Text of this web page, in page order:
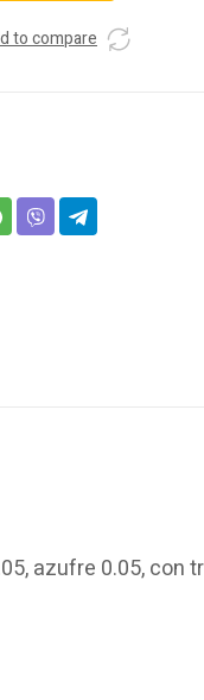
to compare
azufre 0.05, con